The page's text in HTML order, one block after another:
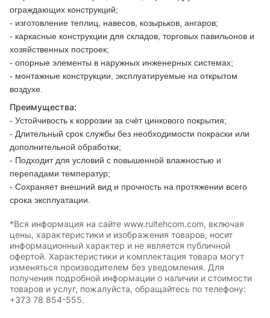
ограждающих конструкций;
- изготовление теплиц, навесов, козырьков, ангаров;
- каркасные конструкции для складов, торговых павильонов и
хозяйственных построек;
- опорные элементы в наружных инженерных системах;
- монтажные конструкции, эксплуатируемые на открытом
воздухе.
Преимущества:
- Устойчивость к коррозии за счёт цинкового покрытия;
- Длительный срок службы без необходимости покраски или
дополнительной обработки;
- Подходит для условий с повышенной влажностью и
перепадами температур;
- Сохраняет внешний вид и прочность на протяжении всего
срока эксплуатации.
*Вся информация на сайте www.rultehcom.com, включая
цены, характеристики и изображения товаров, носит
информационный характер и не является публичной
офертой. Характеристики и комплектация товара могут
изменяться производителем без уведомления. Для
получения подробной информации о наличии и стоимости
товаров и услуг, пожалуйста, обращайтесь по телефону:
+373 78 854-555.